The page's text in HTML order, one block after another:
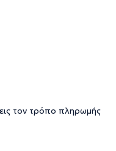
τον τρόπο πληρωμής